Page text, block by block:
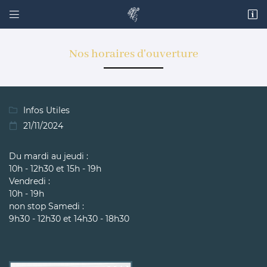
 
06 16 38 47 55
 Adresse email de réception
 Code Captcha
En cochant cette case, vous consentez à recevoir nos propositions
Nos horaires d'ouverture
 Infos Utiles
 21/11/2024
Du mardi au jeudi :
10h - 12h30 et 15h - 19h
Vendredi :
10h - 19h
non stop Samedi :
9h30 - 12h30 et 14h30 - 18h30